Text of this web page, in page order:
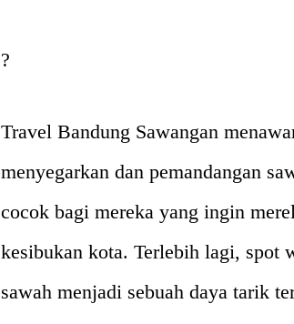
?️
Travel Bandung Sawangan
menyegarkan dan pemandangan
cocok bagi mereka yang ingin
kesibukan kota. Terlebih lagi, spot
sawah menjadi sebuah daya tarik